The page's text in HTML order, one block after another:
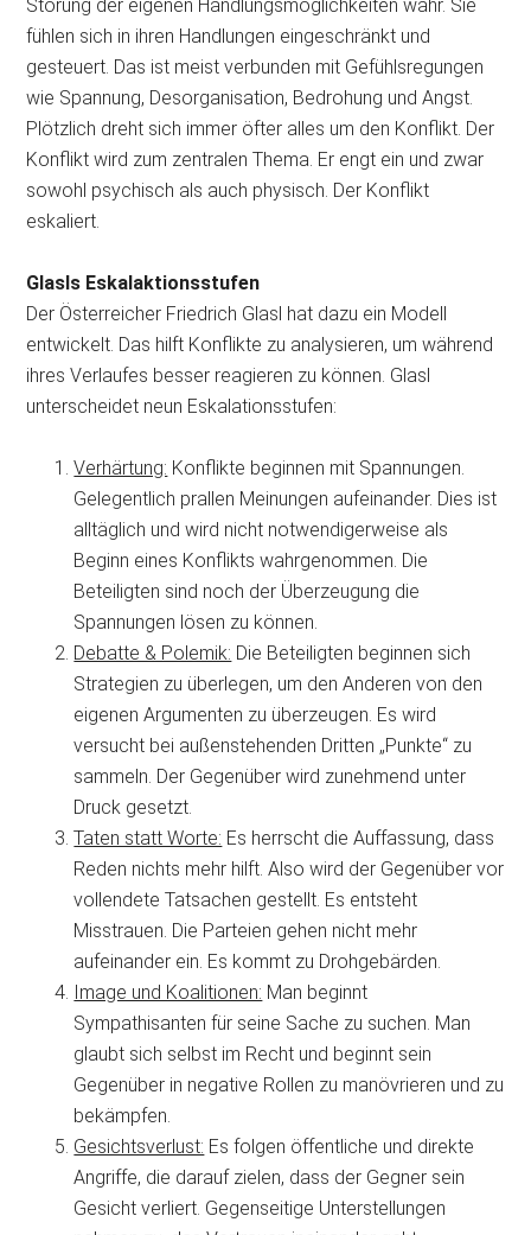
Störung der eigenen Handlungsmöglichkeiten wahr. Sie
fühlen sich in ihren Handlungen eingeschränkt und
gesteuert. Das ist meist verbunden mit Gefühlsregungen
wie Spannung, Desorganisation, Bedrohung und Angst.
Plötzlich dreht sich immer öfter alles um den Konflikt. Der
Konflikt wird zum zentralen Thema. Er engt ein und zwar
sowohl psychisch als auch physisch. Der Konflikt
eskaliert.
Glasls Eskalaktionsstufen
Der Österreicher Friedrich Glasl hat dazu ein Modell
entwickelt. Das hilft Konflikte zu analysieren, um während
ihres Verlaufes besser reagieren zu können. Glasl
unterscheidet neun Eskalationsstufen:
Verhärtung: Konflikte beginnen mit Spannungen.
Gelegentlich prallen Meinungen aufeinander. Dies ist
alltäglich und wird nicht notwendigerweise als
Beginn eines Konflikts wahrgenommen. Die
Beteiligten sind noch der Überzeugung die
Spannungen lösen zu können.
Debatte & Polemik: Die Beteiligten beginnen sich
Strategien zu überlegen, um den Anderen von den
eigenen Argumenten zu überzeugen. Es wird
versucht bei außenstehenden Dritten „Punkte“ zu
sammeln. Der Gegenüber wird zunehmend unter
Druck gesetzt.
Taten statt Worte: Es herrscht die Auffassung, dass
Reden nichts mehr hilft. Also wird der Gegenüber vor
vollendete Tatsachen gestellt. Es entsteht
Misstrauen. Die Parteien gehen nicht mehr
aufeinander ein. Es kommt zu Drohgebärden.
Image und Koalitionen: Man beginnt
Sympathisanten für seine Sache zu suchen. Man
glaubt sich selbst im Recht und beginnt sein
Gegenüber in negative Rollen zu manövrieren und zu
bekämpfen.
Gesichtsverlust: Es folgen öffentliche und direkte
Angriffe, die darauf zielen, dass der Gegner sein
Gesicht verliert. Gegenseitige Unterstellungen